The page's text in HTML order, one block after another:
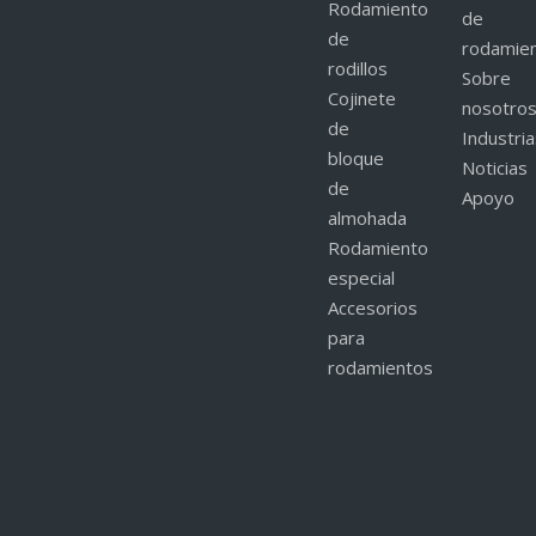
Rodamiento
de
rodillos
Cojinete
de
bloque
de
almohada
Rodamiento
especial
Accesorios
para
rodamientos
de
Sobre
nosotros
Noticias
Apoyo